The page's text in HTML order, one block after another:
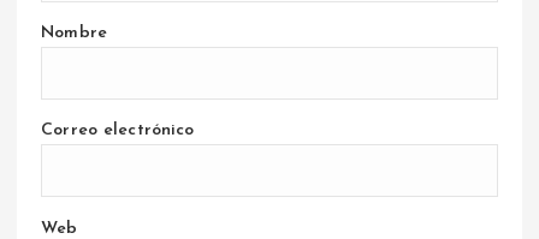
Nombre
Correo electrónico
Web